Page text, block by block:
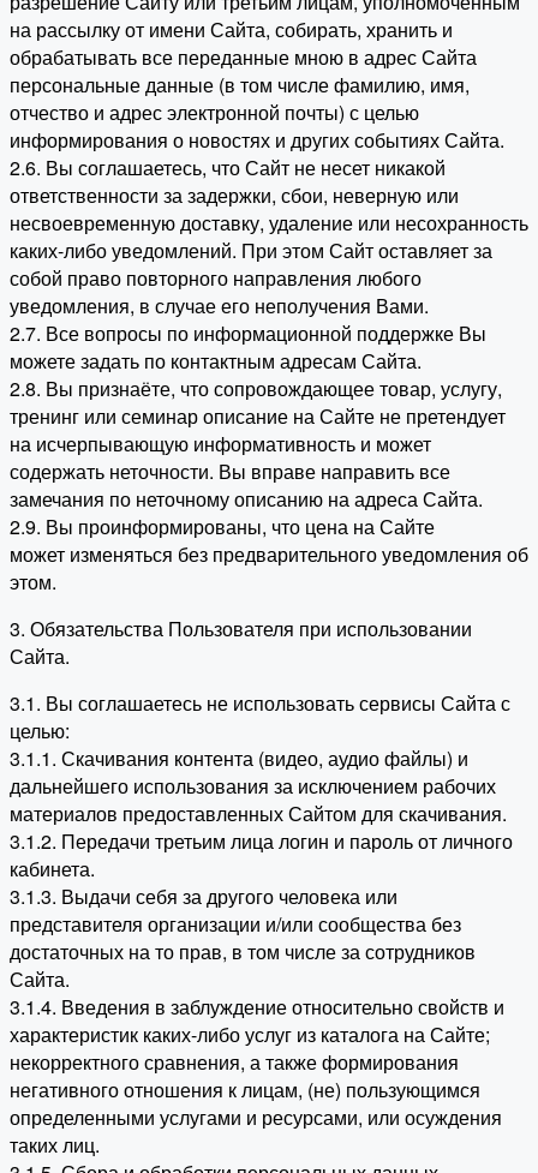
на рассылку от имени Сайта, собирать, хранить и
обрабатывать все переданные мною в адрес Сайта
персональные данные (в том числе фамилию, имя,
отчество и адрес электронной почты) с целью
информирования о новостях и других событиях Сайта.
2.6. Вы соглашаетесь, что Сайт не несет никакой
ответственности за задержки, сбои, неверную или
несвоевременную доставку, удаление или несохранность
каких-либо уведомлений. При этом Сайт оставляет за
собой право повторного направления любого
уведомления, в случае его неполучения Вами.
2.7. Все вопросы по информационной поддержке Вы
можете задать по контактным адресам Сайта.
2.8. Вы признаёте, что сопровождающее товар, услугу,
тренинг или семинар описание на Сайте не претендует
на исчерпывающую информативность и может
содержать неточности. Вы вправе направить все
замечания по неточному описанию на адреса Сайта.
2.9. Вы проинформированы, что цена на Сайте
может изменяться без предварительного уведомления об
этом.
3. Обязательства Пользователя при использовании
Сайта.
3.1. Вы соглашаетесь не использовать сервисы Сайта с
целью:
3.1.1. Скачивания контента (видео, аудио файлы) и
дальнейшего использования за исключением рабочих
материалов предоставленных Сайтом для скачивания.
3.1.2. Передачи третьим лица логин и пароль от личного
кабинета.
3.1.3. Выдачи себя за другого человека или
представителя организации и/или сообщества без
достаточных на то прав, в том числе за сотрудников
Сайта.
3.1.4. Введения в заблуждение относительно свойств и
характеристик каких-либо услуг из каталога на Сайте;
некорректного сравнения, а также формирования
негативного отношения к лицам, (не) пользующимся
определенными услугами и ресурсами, или осуждения
таких лиц.